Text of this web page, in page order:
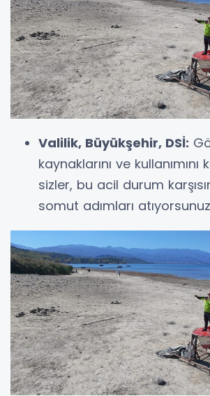
Valilik, Büyükşehir, DSİ:
kaynaklarını ve
sizler, bu acil durum
somut adımları